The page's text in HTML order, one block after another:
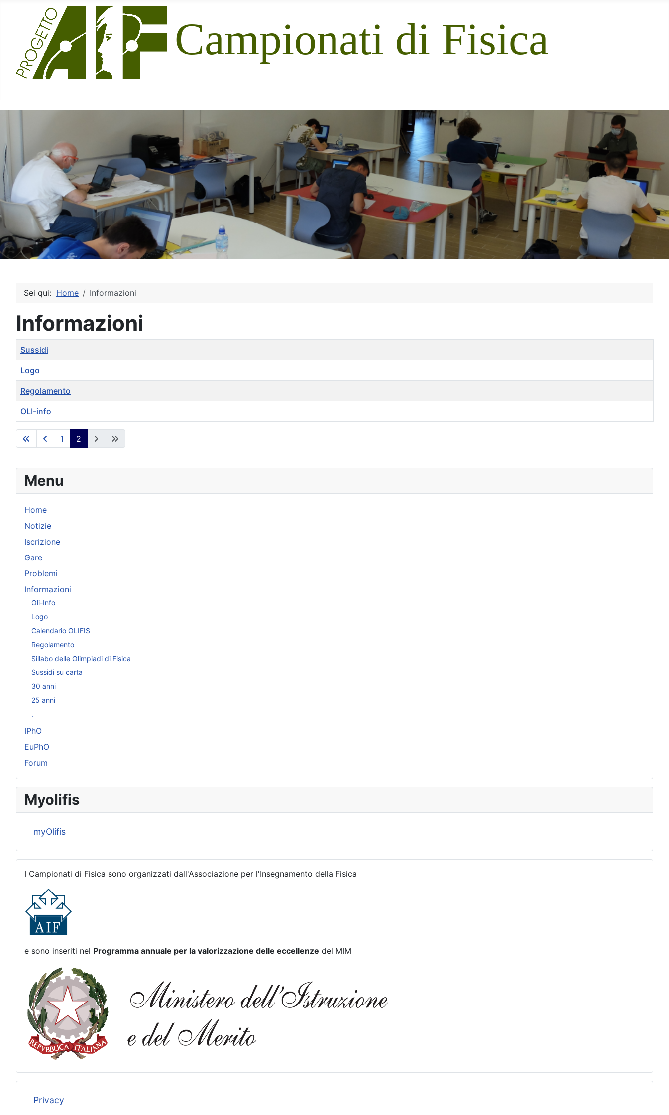
Menu
Home
Notizie
Iscrizione
Gare
Problemi
Informazioni
Oli-Info
Logo
Calendario OLIFIS
Regolamento
Sillabo delle Olimpiadi di Fisica
Sussidi su carta
30 anni
25 anni
.
IPhO
EuPhO
Forum
Myolifis
myOlifis
I Campionati di Fisica sono organizzati dall'Associazione per l'Insegnamento della Fisica
e sono inseriti nel Programma annuale per la valorizzazione delle eccellenze del MIM
Privacy
Sei qui: Home Informazioni
Informazioni
Articoli
Titolo
Sussidi
Logo
Regolamento
OLI-info
1 2